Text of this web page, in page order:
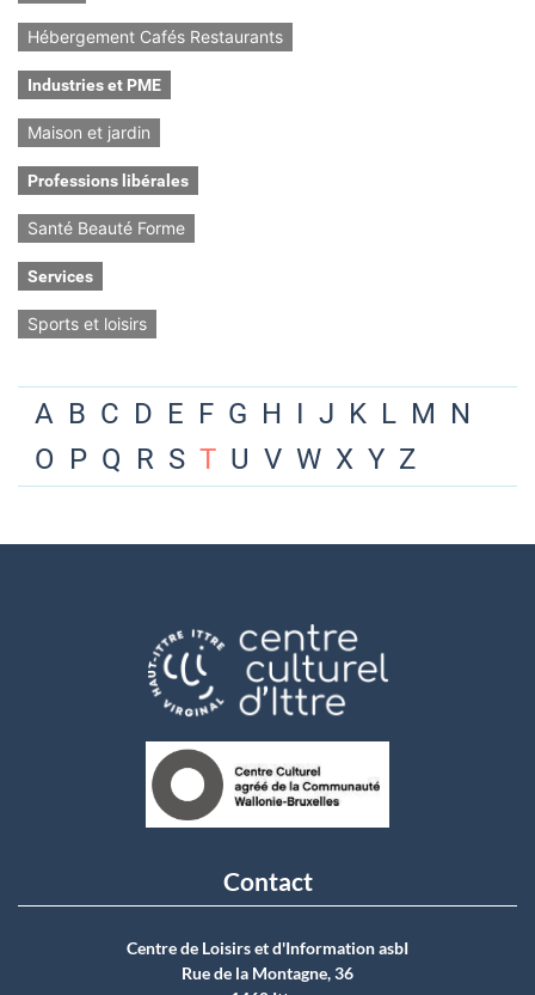
Hébergement Cafés Restaurants
Industries et PME
Maison et jardin
Professions libérales
Santé Beauté Forme
Services
Sports et loisirs
A B C D E F G H I J K L M N
O P Q R S T U V W X Y Z
Contact
Centre de Loisirs et d'Information asbI
Rue de la Montagne, 36